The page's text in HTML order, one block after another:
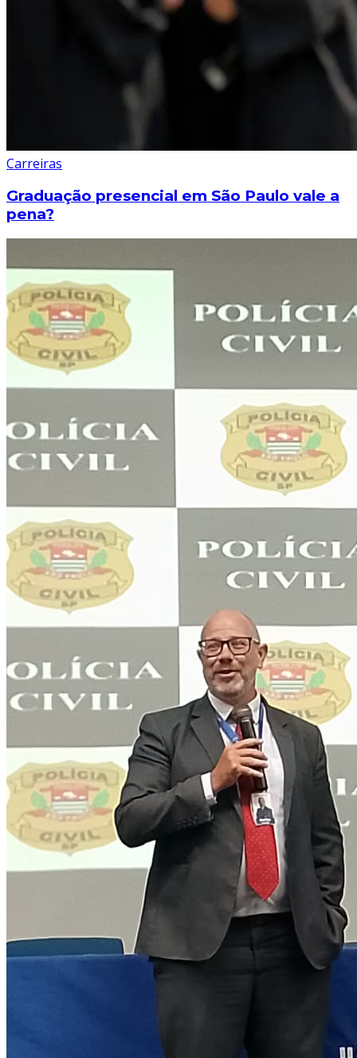
Carreiras
Graduação presencial em São Paulo vale a
pena?